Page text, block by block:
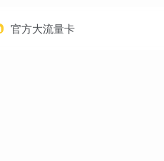
官方大流量卡